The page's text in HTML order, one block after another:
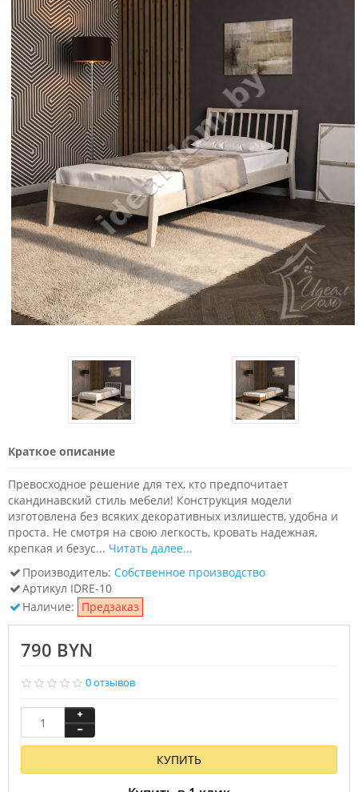
Краткое описание
Превосходное решение для тех, кто предпочитает
скандинавский стиль мебели! Конструкция модели
изготовлена без всяких декоративных излишеств, удобна и
проста. Не смотря на свою легкость, кровать надежная,
крепкая и безус... Читать далее...
Производитель: Собственное производство
Артикул IDRE-10
Наличие: Предзаказ
790 BYN
0 отзывов
КУПИТЬ